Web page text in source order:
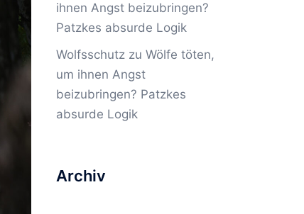
ihnen Angst beizubringen?
Patzkes absurde Logik
Wolfsschutzzu Wölfe töten,
um ihnen Angst
beizubringen? Patzkes
absurde Logik
Archiv